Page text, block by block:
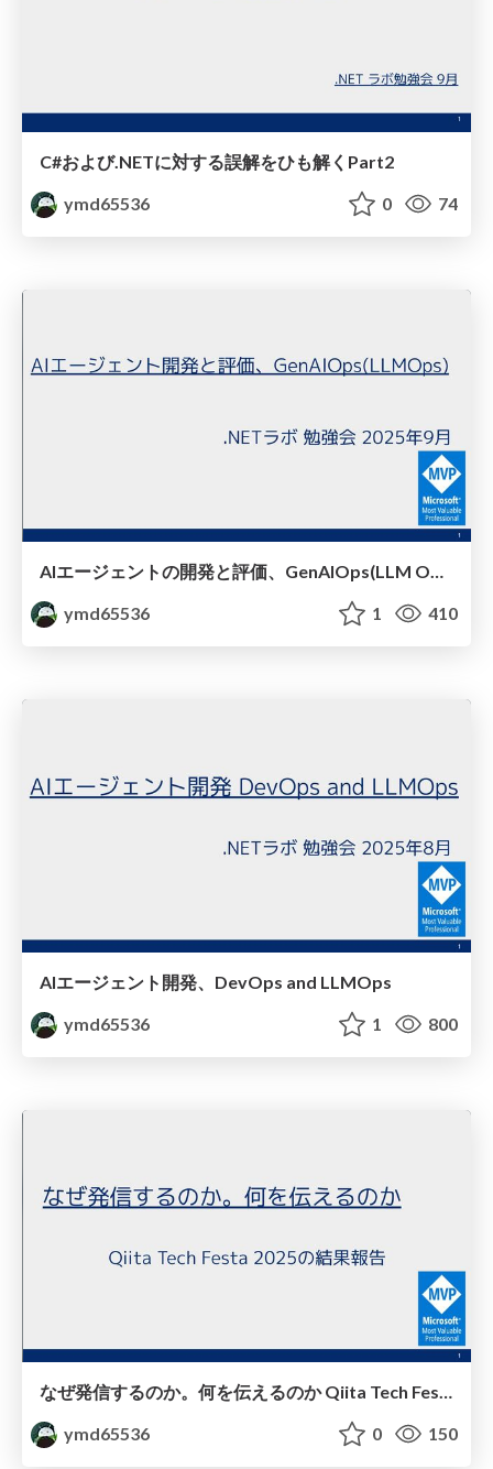
C#および.NETに対する誤解をひも解くPart2
ymd65536
0 74
AIエージェントの開発と評価、GenAIOps(LLM Ops)
ymd65536
1 410
AIエージェント開発、DevOps and LLMOps
ymd65536
1 800
なぜ発信するのか。何を伝えるのか Qiita Tech Festa 2025の結果報告
ymd65536
0 150